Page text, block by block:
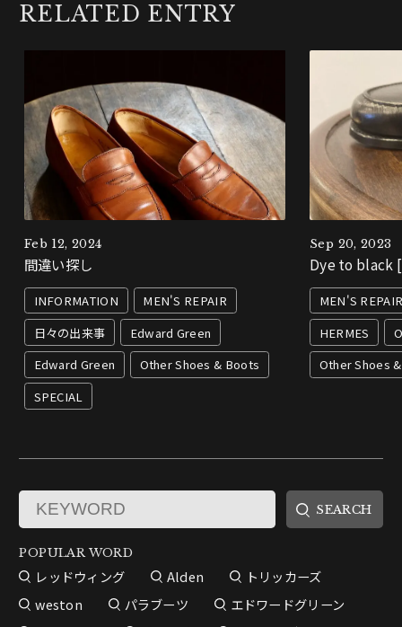
RELATED ENTRY
Feb 12, 2024
間違い探し
INFORMATION
MEN'S REPAIR
日々の出来事
Edward Green
Edward Green
Other Shoes & Boots
SPECIAL
Sep 20, 2023
Dye to black
MEN'S
HERMES
Other Shoes
POPULAR WORD
レッドウィング Alden
トリッカーズ
weston
パラブーツ
エドワードグリーン